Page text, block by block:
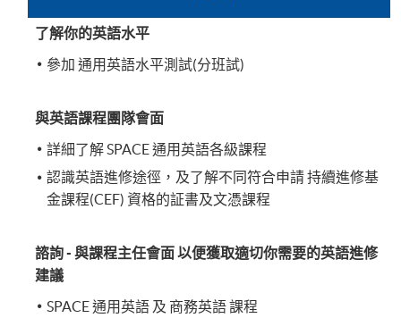
了解你的英語水平
參加 通用英語水平測試(分班試)
與英語課程團隊會面
詳細了解 SPACE 通用英語各級課程
認識英語進修途徑，及了解不同符合申請 持續進修基
金課程(CEF) 資格的証書及文憑課程
諮詢 - 與課程主任會面 以便獲取適切你需要的英語進修
建議
SPACE 通用英語 及 商務英語 課程